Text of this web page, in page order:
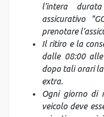
l’intera
assicurativo
prenotare
Il ritiro e la
dalle 08:00
dopo tali orari
extra.
Ogni giorno di
veicolo deve